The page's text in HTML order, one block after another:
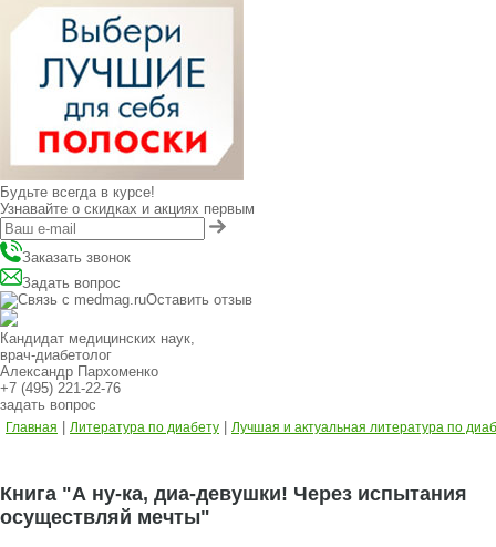
Будьте всегда в курсе!
Узнавайте о скидках и акциях первым
Заказать звонок
Задать вопрос
Оставить отзыв
Кандидат медицинских наук,
врач-диабетолог
Александр Пархоменко
+7 (495) 221-22-76
задать вопрос
Главная Литература по диабету Лучшая и актуальная литература по
Книга "А ну-ка, диа-девушки! Через испытания
осуществляй мечты"